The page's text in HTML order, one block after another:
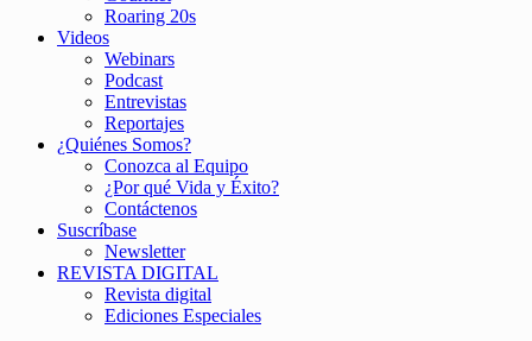
Roaring 20s
Videos
Webinars
Podcast
Entrevistas
Reportajes
¿Quiénes Somos?
Conozca al Equipo
¿Por qué Vida y Éxito?
Contáctenos
Suscríbase
Newsletter
REVISTA DIGITAL
Revista digital
Ediciones Especiales